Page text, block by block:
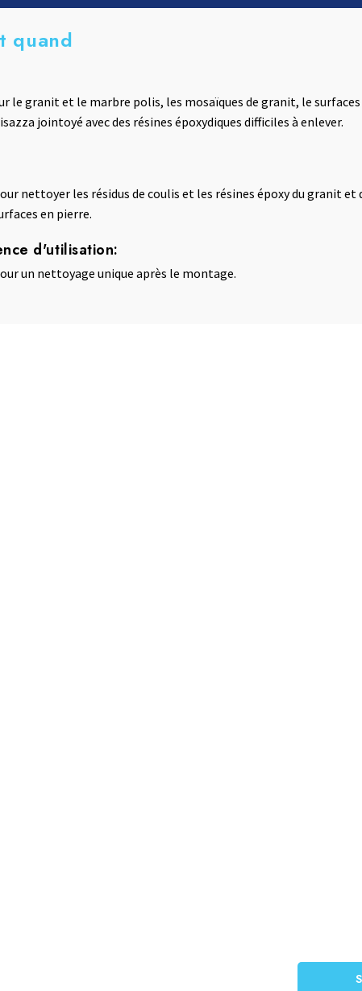
et Textiles
et Parquet
quand
le granit et le marbre polis, les mosaïques de granit, le surfaces
jointoyé avec des résines époxydiques difficiles à enlever.
nettoyer les résidus de coulis et les résines époxy du granit et
en pierre.
d'utilisation:
un nettoyage unique après le montage.